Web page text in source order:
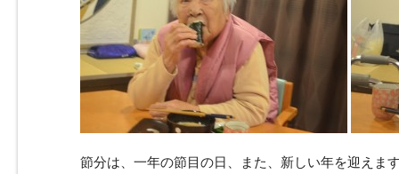
節分は、一年の節目の日、また、新しい年を迎えま